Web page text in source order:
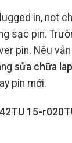
in, not
sạc pin.
pin. Nêu
sửa chữa
pin mới.
15-